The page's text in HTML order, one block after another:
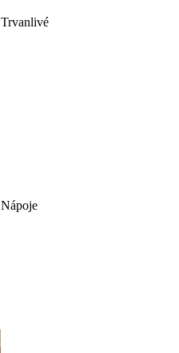
Trvanlivé
Nápoje